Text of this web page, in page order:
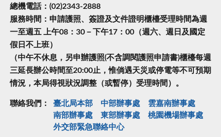
總機電話：(02)2343-2888
服務時間：申請護照、簽證及文件證明櫃檯受理時間為週
一至週五 上午08：30－下午17：00（週六、週日及國定
假日不上班）
（中午不休息，另申辦護照(不含調閱護照申請書)櫃檯每週
三延長辦公時間至20:00止，惟倘遇天災或停電等不可預期
情況，本局得視狀況調整（或暫停）受理時間）。
聯絡我們： 臺北局本部 中部辦事處
雲嘉南辦事處
南部辦事處
東部辦事處
桃園機場辦事處
外交部緊急聯絡中⼼